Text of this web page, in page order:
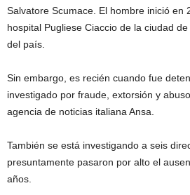
Salvatore Scumace. El hombre inició en
hospital Pugliese Ciaccio de la ciudad
del país.
Sin embargo, es recién cuando fue
investigado por fraude, extorsión y
agencia de noticias italiana Ansa.
También se está investigando a seis
presuntamente pasaron por alto el
años.